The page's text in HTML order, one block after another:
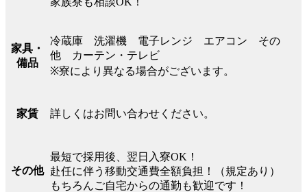
家具・
備品
冷蔵庫 洗濯機 電子レンジ エアコン その
他 カーテン・テレビ
※寮により異なる場合がございます。
家賃 詳しくはお問い合わせください。
その他
最短で採用後、翌日入寮OK！
赴任に伴う移動交通費全額負担！（規定あり）
もちろんご自宅からの通勤も歓迎です！